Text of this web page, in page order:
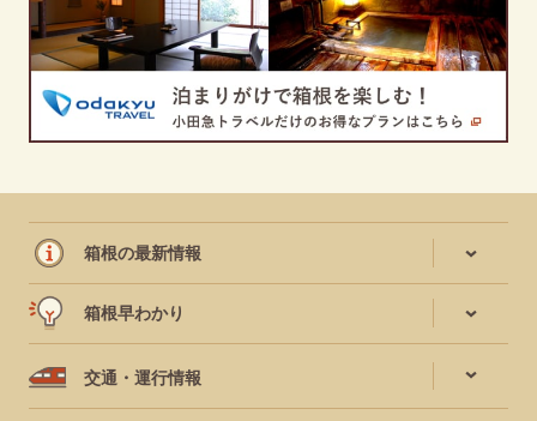
箱根の最新情報
箱根早わかり
交通・運行情報